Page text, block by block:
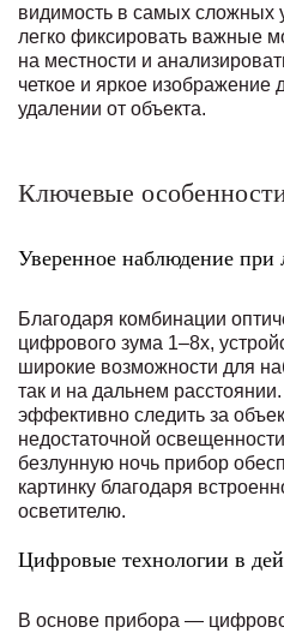
видимость в самых сложных
легко фиксировать важные
на местности и
четкое и яркое изображение
удалении от объекта.
Ключевые
Уверенное наблюдение
Благодаря комбинации
цифрового зума 1–8x,
широкие возможности для
так и на дальнем
эффективно следить за
недостаточной
безлунную ночь прибор
картинку благодаря
осветителю.
Цифровые технологии в
В основе прибора —